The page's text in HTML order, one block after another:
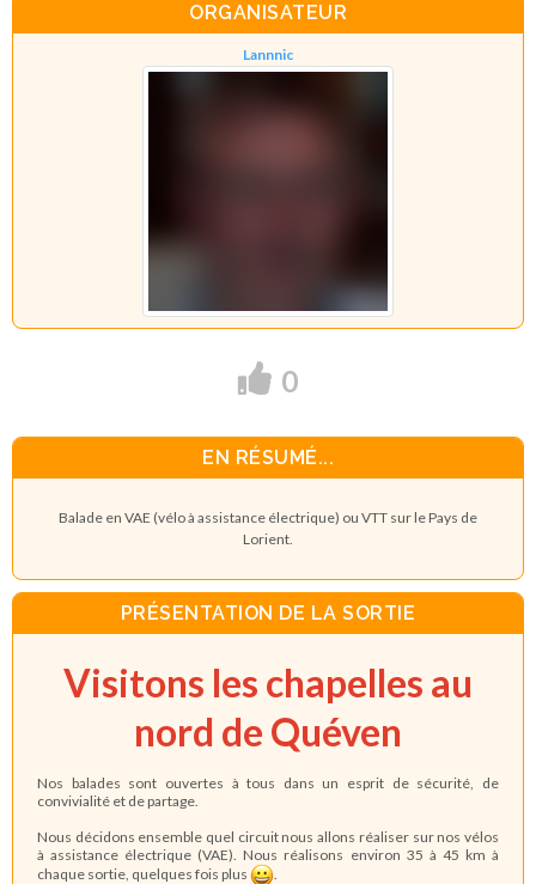
ORGANISATEUR
Lannnic
0
EN RÉSUMÉ...
Balade en VAE (vélo à assistance électrique) ou VTT sur le Pays de
Lorient.
PRÉSENTATION DE LA SORTIE
Visitons les chapelles au
nord de Quéven
Nos balades sont ouvertes à tous dans un esprit de sécurité, de
convivialité et de partage.
Nous décidons ensemble quel circuit nous allons réaliser sur nos vélos
à assistance électrique (VAE). Nous réalisons environ 35 à 45 km à
chaque sortie, quelques fois plus